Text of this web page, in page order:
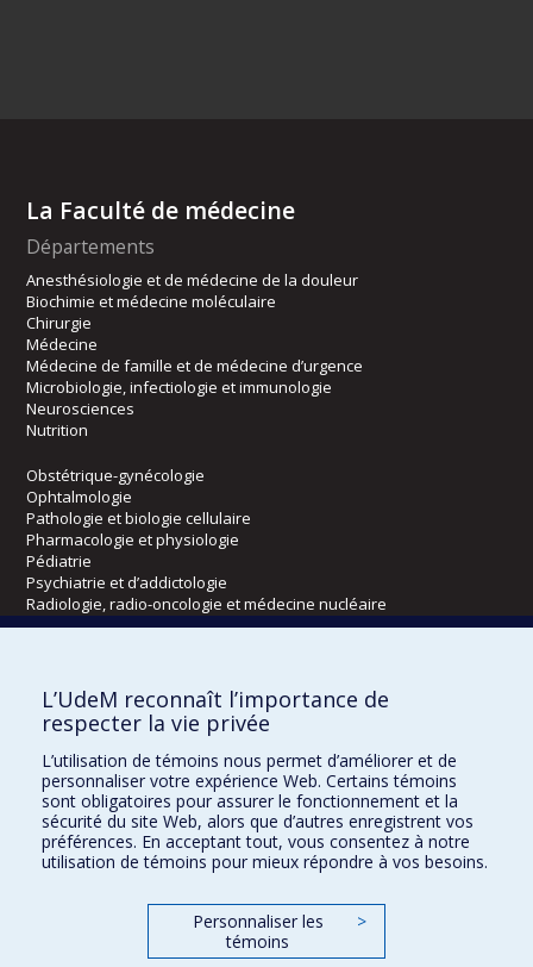
La Faculté de médecine
Départements
Anesthésiologie et de médecine de la douleur
Biochimie et médecine moléculaire
Chirurgie
Médecine
Médecine de famille et de médecine d’urgence
Microbiologie, infectiologie et immunologie
Neurosciences
Nutrition
Obstétrique-gynécologie
Ophtalmologie
Pathologie et biologie cellulaire
Pharmacologie et physiologie
Pédiatrie
Psychiatrie et d’addictologie
Radiologie, radio-oncologie et médecine nucléaire
Kinésiologie et des sciences de l’activité physique
Orthophonie et audiologie
Réadaptation
Directions
DPC
CPASS
L’UdeM reconnaît l’importance de
respecter la vie privée
L’utilisation de témoins nous permet d’améliorer et de
personnaliser votre expérience Web. Certains témoins
sont obligatoires pour assurer le fonctionnement et la
sécurité du site Web, alors que d’autres enregistrent vos
préférences. En acceptant tout, vous consentez à notre
utilisation de témoins pour mieux répondre à vos besoins.
Personnaliser les
témoins
>